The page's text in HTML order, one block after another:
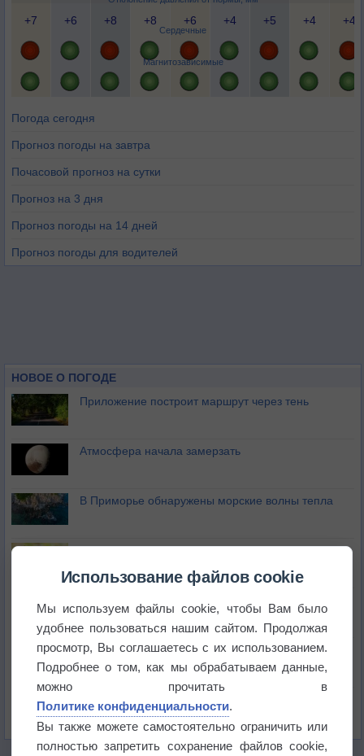
Сердечные
Магнитозависимые
+7 +6 +8 +8 +6 +4 +5 +4 +4
Погода сегодня
Прогноз погоды на завтра
Почасовой прогноз на сутки
Прогноз на 3 дня
Прогноз погоды на 14 дней
Прогноз погоды для водителей
НОВОЕ О ПОГОДЕ
Приложение построит маршрут через тень
Атмосфера начала замерзать
В Приморье обнаружены морские волны тепла
Изменение климата повлияло на ареал обитания
Погода в Краснодаре 6 августа
Погода в Санкт-Петербурге 6 августа
Использование файлов cookie
Мы используем файлы cookie, чтобы Вам было
удобнее пользоваться нашим сайтом. Продолжая
просмотр, Вы соглашаетесь с их использованием.
Подробнее о том, как мы обрабатываем данные,
можно прочитать в
Политике конфиденциальности.
Вы также можете самостоятельно ограничить или
полностью запретить сохранение файлов cookie,